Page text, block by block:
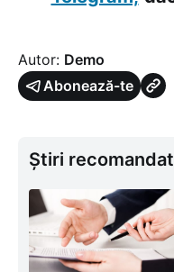
Autor: Demo
Abonează-te
Știri